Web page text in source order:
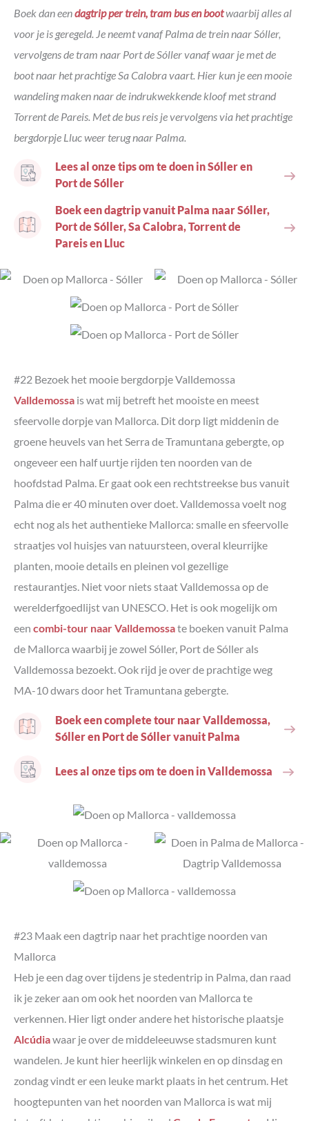
Boek dan eendagtrip per trein, tram bus en bootwaarbij alles al
voor je is geregeld. Je neemt vanaf Palma de trein naar Sóller,
vervolgens de tram naar Port de Sóller vanaf waar je met de
boot naar het prachtige Sa Calobra vaart. Hier kun je een mooie
wandeling maken naar de indrukwekkende kloof met strand
Torrent de Pareis. Met de bus reis je vervolgens via het prachtige
bergdorpje Lluc weer terug naar Palma.
Lees al onze tips om te doen in Sóller en
Port de Sóller
Boek een dagtrip vanuit Palma naar Sóller,
Port de Sóller, Sa Calobra, Torrent de
Pareis en Lluc
#22 Bezoek het mooie bergdorpje Valldemossa
Valldemossa is wat mij betreft het mooiste en meest
sfeervolle dorpje van Mallorca. Dit dorp ligt middenin de
groene heuvels van het Serra de Tramuntana gebergte, op
ongeveer een half uurtje rijden ten noorden van de
hoofdstad Palma. Er gaat ook een rechtstreekse bus vanuit
Palma die er 40 minuten over doet. Valldemossa voelt nog
echt nog als het authentieke Mallorca: smalle en sfeervolle
straatjes vol huisjes van natuursteen, overal kleurrijke
planten, mooie details en pleinen vol gezellige
restaurantjes. Niet voor niets staat Valldemossa op de
werelderfgoedlijst van UNESCO. Het is ook mogelijk om
een combi-tour naar Valldemossate boeken vanuit Palma
de Mallorca waarbij je zowel Sóller, Port de Sóller als
Valldemossa bezoekt. Ook rijd je over de prachtige weg
MA-10 dwars door het Tramuntana gebergte.
Boek een complete tour naar Valldemossa,
Sóller en Port de Sóller vanuit Palma
Lees al onze tips om te doen in Valldemossa
#23 Maak een dagtrip naar het prachtige noorden van
Mallorca
Heb je een dag over tijdens je stedentrip in Palma, dan raad
ik je zeker aan om ook het noorden van Mallorca te
verkennen. Hier ligt onder andere het historische plaatsje
Alcúdiawaar je over de middeleeuwse stadsmuren kunt
wandelen. Je kunt hier heerlijk winkelen en op dinsdag en
zondag vindt er een leuke markt plaats in het centrum. Het
hoogtepunten van het noorden van Mallorca is wat mij